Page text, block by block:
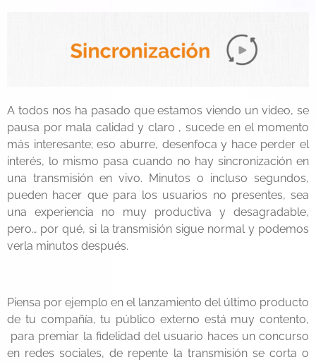
A todos nos ha pasado que estamos viendo un video, se
pausa por mala calidad y claro , sucede en el momento
más interesante; eso aburre, desenfoca y hace perder el
interés, lo mismo pasa cuando no hay sincronización en
una transmisión en vivo. Minutos o incluso segundos,
pueden hacer que para los usuarios no presentes, sea
una experiencia no muy productiva y desagradable,
pero… por qué, si la transmisión sigue normal y podemos
verla minutos después.
Piensa por ejemplo en el lanzamiento del último producto
de tu compañía, tu público externo está muy contento,
para premiar la fidelidad del usuario haces un concurso
en redes sociales, de repente la transmisión se corta o